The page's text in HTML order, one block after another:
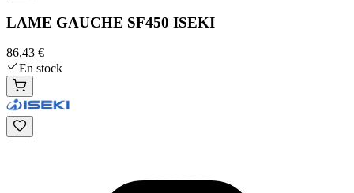
LAME GAUCHE SF450 ISEKI
86,43 €
En stock